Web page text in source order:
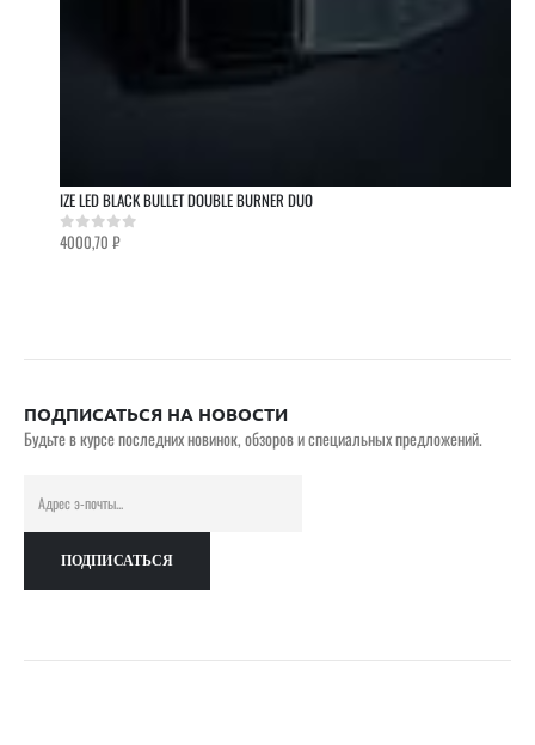
IZE LED BLACK BULLET DOUBLE BURNER DUO
0out of 5
4000,70 ₽
ПОДПИСАТЬСЯ НА НОВОСТИ
Будьте в курсе последних новинок, обзоров и специальных предложений.